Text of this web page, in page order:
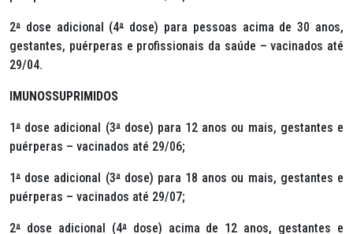
2ª dose adicional (4ªdose) para pessoas acima de 30 anos,
gestantes, puérperas e profissionais da saúde – vacinados até
29/04.
IMUNOSSUPRIMIDOS
1ª dose adicional (3ªdose) para 12 anos ou mais, gestantes e
puérperas – vacinados até 29/06;
1ª dose adicional (3ªdose) para 18 anos ou mais, gestantes e
puérperas – vacinados até 29/07;
2ª dose adicional (4ªdose) acima de 12 anos, gestantes e